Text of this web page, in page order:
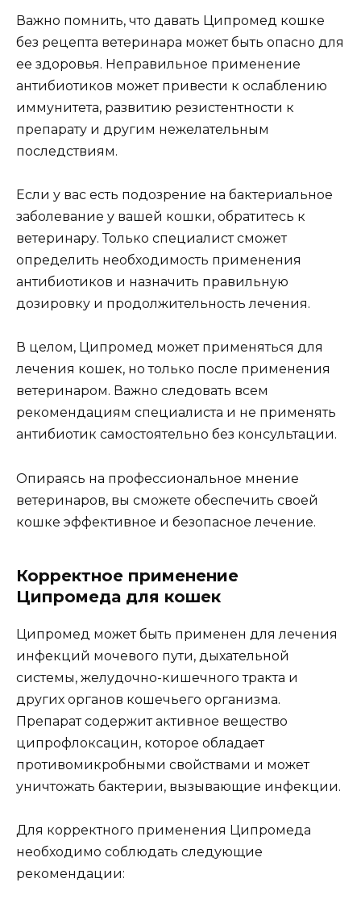
Важно помнить, что давать Ципромед кошке
без рецепта ветеринара может быть опасно для
ее здоровья. Неправильное применение
антибиотиков может привести к ослаблению
иммунитета, развитию резистентности к
препарату и другим нежелательным
последствиям.
Если у вас есть подозрение на бактериальное
заболевание у вашей кошки, обратитесь к
ветеринару. Только специалист сможет
определить необходимость применения
антибиотиков и назначить правильную
дозировку и продолжительность лечения.
В целом, Ципромед может применяться для
лечения кошек, но только после применения
ветеринаром. Важно следовать всем
рекомендациям специалиста и не применять
антибиотик самостоятельно без консультации.
Опираясь на профессиональное мнение
ветеринаров, вы сможете обеспечить своей
кошке эффективное и безопасное лечение.
Корректное применение
Ципромеда для кошек
Ципромед может быть применен для лечения
инфекций мочевого пути, дыхательной
системы, желудочно-кишечного тракта и
других органов кошечьего организма.
Препарат содержит активное вещество
ципрофлоксацин, которое обладает
противомикробными свойствами и может
уничтожать бактерии, вызывающие инфекции.
Для корректного применения Ципромеда
необходимо соблюдать следующие
рекомендации: